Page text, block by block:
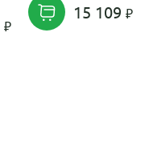
15 109